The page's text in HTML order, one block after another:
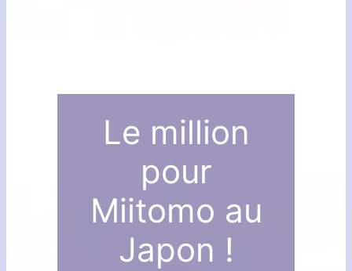
Le million
pour
Miitomo au
Japon !